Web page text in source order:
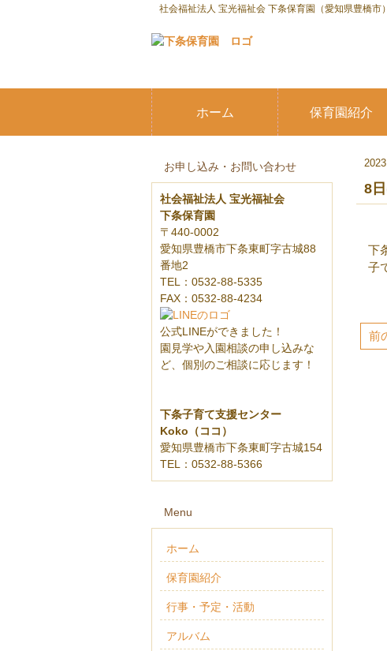
社会福祉法人 宝光福祉会 下条保育園（愛知県豊橋市
ホーム 保育園紹介
8
下
子
前
お申し込み・お問い合わせ
社会福祉法人 宝光福祉会
下条保育園
〒440-0002
愛知県豊橋市下条東町字古城88
番地2
TEL：0532-88-5335
FAX：0532-88-4234
公式LINEができました！
園見学や入園相談の申し込みな
ど、 個別のご相談に応じます！
下条子育て支援センター
Koko（ココ）
愛知県豊橋市下条東町字古城154
TEL：0532-88-5366
Menu
ホーム
保育園紹介
行事・予定・活動
アルバム